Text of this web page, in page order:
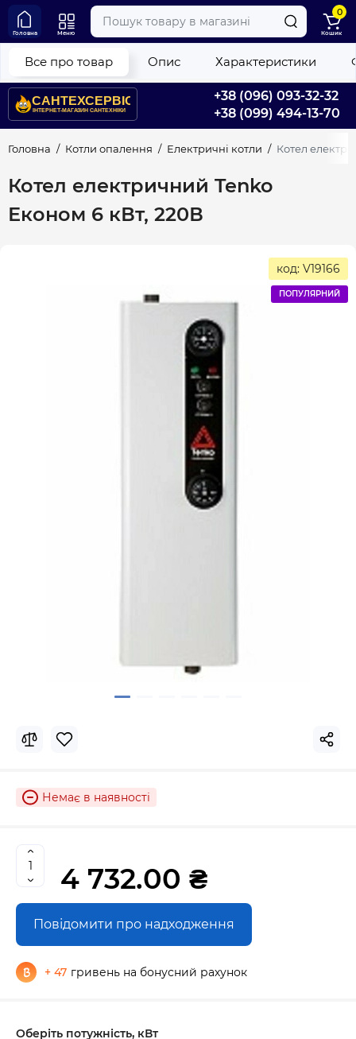
+38 (096) 093-32-32
+38 (099) 494-13-70
Головна Меню
0
Кошик
Головна Котли опалення Електричні котли Котел
Котел електричний Tenko
Економ 6 кВт, 220В
Все про товар Опис Характеристики
код: V19166
ПОПУЛЯРНИЙ
Немає в наявності
4 732.00 ₴
Повідомити про надходження
+ 47 гривень на бонусний рахунок
Оберіть потужність, кВт